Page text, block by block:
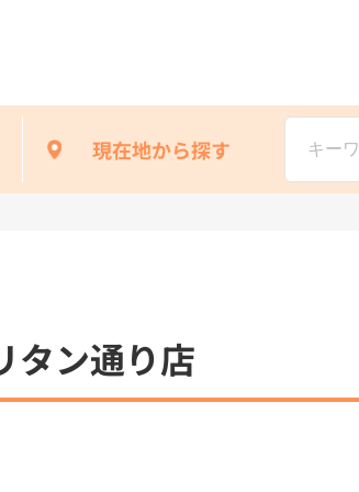
現在地から探す
タン通り店